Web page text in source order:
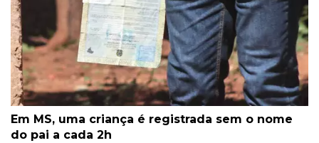
Em MS, uma criança é registrada sem o nome
do pai a cada 2h